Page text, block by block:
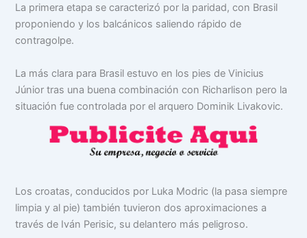
La primera etapa se caracterizó por la paridad, con Brasil
proponiendo y los balcánicos saliendo rápido de
contragolpe.
La más clara para Brasil estuvo en los pies de Vinicius
Júnior tras una buena combinación con Richarlison pero la
situación fue controlada por el arquero Dominik Livakovic.
Los croatas, conducidos por Luka Modric (la pasa siempre
limpia y al pie) también tuvieron dos aproximaciones a
través de Iván Perisic, su delantero más peligroso.